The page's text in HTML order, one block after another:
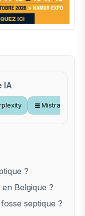
IA
Mistral
?
Belgique ?
septique ?